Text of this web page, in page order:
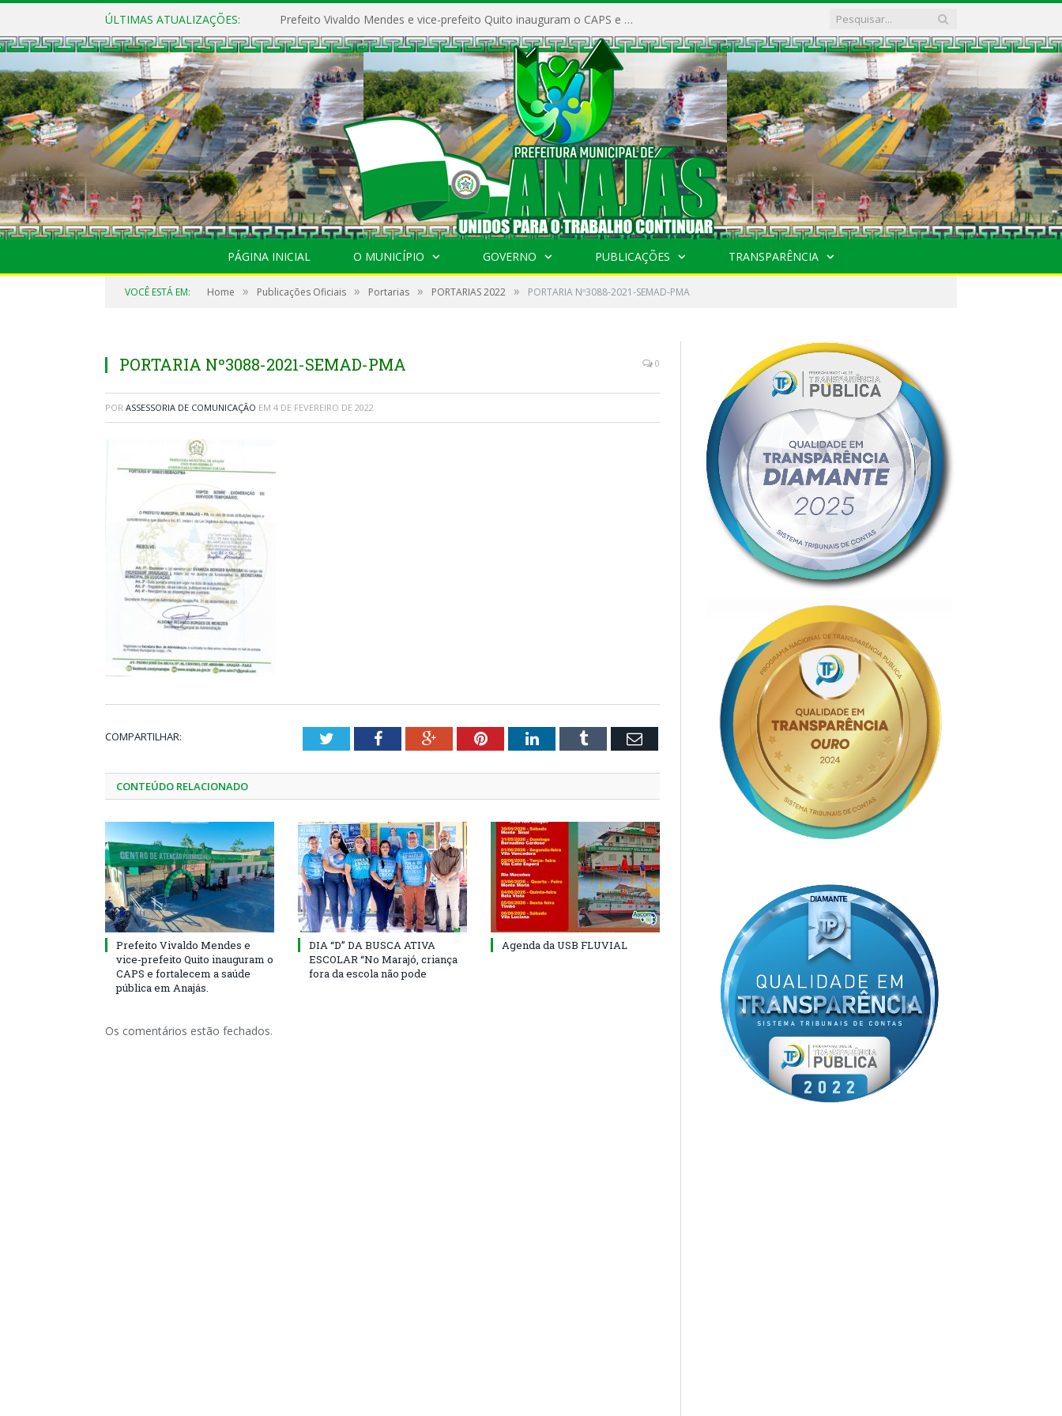
ÚLTIMAS ATUALIZAÇÕES: Prefeito Vivaldo Mendes e vice-prefeito Quito inauguram o CAPS e fortalecem a saúde pública em Anajás.
PÁGINA INICIAL O MUNICÍPIO GOVERNO PUBLICAÇÕES TRANSPARÊNCIA
VOCÊ ESTÁ EM: Home » Publicações Oficiais » Portarias » PORTARIAS 2022 » PORTARIA Nº3088-2021-SEMAD-PMA
PORTARIA Nº3088-2021-SEMAD-PMA 0
POR ASSESSORIA DE COMUNICAÇÃO EM 4 DE FEVEREIRO DE 2022
COMPARTILHAR: TwitterFacebookGoogle+PinterestLinkedInTumblr Email
CONTEÚDO RELACIONADO
Prefeito Vivaldo Mendes e
vice-prefeito Quito inauguram o
CAPS e fortalecem a saúde
pública em Anajás.
DIA “D” DA BUSCA ATIVA
ESCOLAR “No Marajó, criança
fora da escola não pode
Agenda da USB FLUVIAL
Os comentários estão fechados.